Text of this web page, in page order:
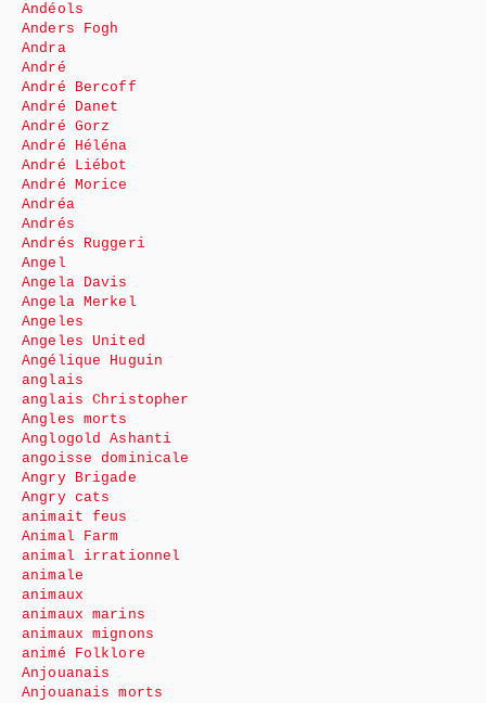
Andéols
Anders Fogh
Andra
André
André Bercoff
André Danet
André Gorz
André Héléna
André Liébot
André Morice
Andréa
Andrés
Andrés Ruggeri
Angel
Angela Davis
Angela Merkel
Angeles
Angeles United
Angélique Huguin
anglais
anglais Christopher
Angles morts
Anglogold Ashanti
angoisse dominicale
Angry Brigade
Angry cats
animait feus
Animal Farm
animal irrationnel
animale
animaux
animaux marins
animaux mignons
animé Folklore
Anjouanais
Anjouanais morts